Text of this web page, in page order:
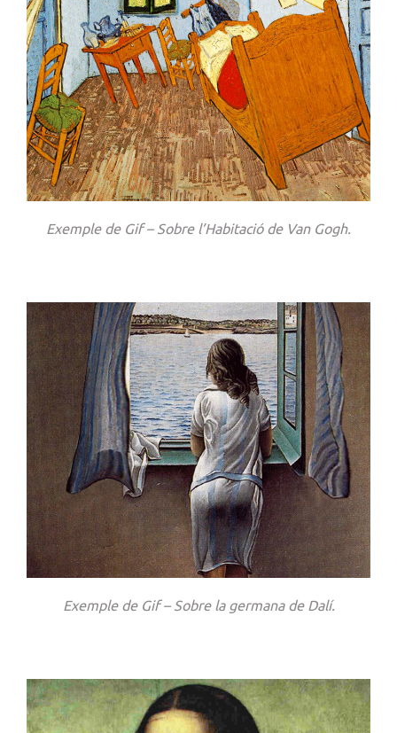
Exemple de Gif – Sobre l’Habitació de Van Gogh.
Exemple de Gif – Sobre la germana de Dalí.